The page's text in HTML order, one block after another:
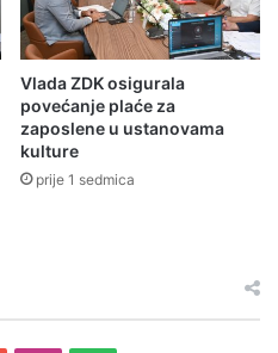
Vlada ZDK osigurala
povećanje plaće za
zaposlene u ustanovama
kulture
prije 1 sedmica